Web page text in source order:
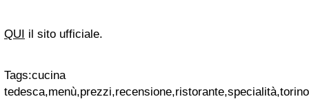
QUI il sito ufficiale.
Tags:cucina
tedesca,menù,prezzi,recensione,ristorante,specialità,torino